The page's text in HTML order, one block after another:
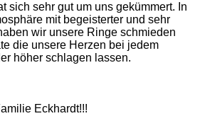
sich sehr gut um uns gekümmert. In
mit begeisterter und sehr
wir unsere Ringe schmieden
die unsere Herzen bei jedem
höher schlagen lassen.
Eckhardt!!!